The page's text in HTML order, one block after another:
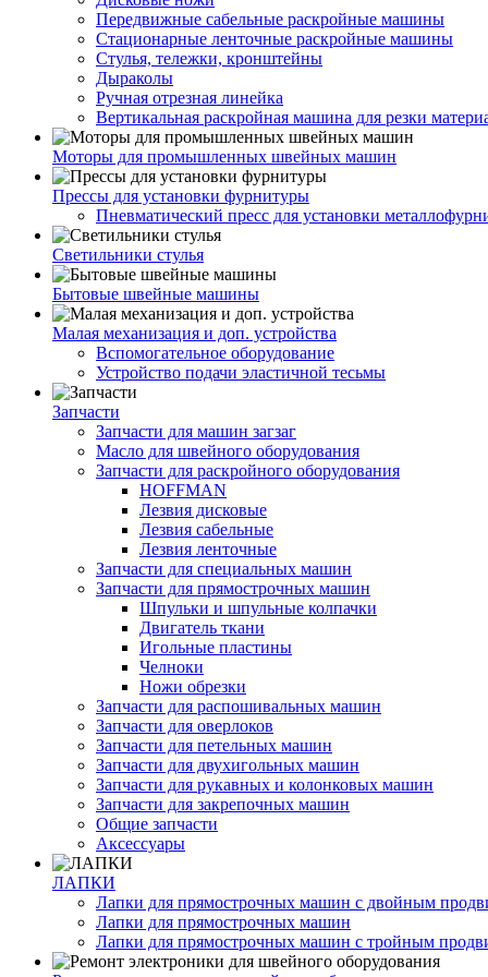
Передвижные сабельные раскройные машины
Стационарные ленточные раскройные машины
Стулья, тележки, кронштейны
Дыраколы
Ручная отрезная линейка
Вертикальная раскройная машина для резки
Моторы для промышленных швейных машин
Прессы для установки фурнитуры
Пневматический пресс для установки
Светильники стулья
Бытовые швейные машины
Малая механизация и доп. устройства
Вспомогательное оборудование
Устройство подачи эластичной тесьмы
Запчасти
Запчасти для машин загзаг
Масло для швейного оборудования
Запчасти для раскройного оборудования
HOFFMAN
Лезвия дисковые
Лезвия сабельные
Лезвия ленточные
Запчасти для специальных машин
Запчасти для прямострочных машин
Шпульки и шпульные колпачки
Двигатель ткани
Игольные пластины
Челноки
Ножи обрезки
Запчасти для распошивальных машин
Запчасти для оверлоков
Запчасти для петельных машин
Запчасти для двухигольных машин
Запчасти для рукавных и колонковых машин
Запчасти для закрепочных машин
Общие запчасти
Аксессуары
ЛАПКИ
Лапки для прямострочных машин с двойным
Лапки для прямострочных машин
Лапки для прямострочных машин с тройным